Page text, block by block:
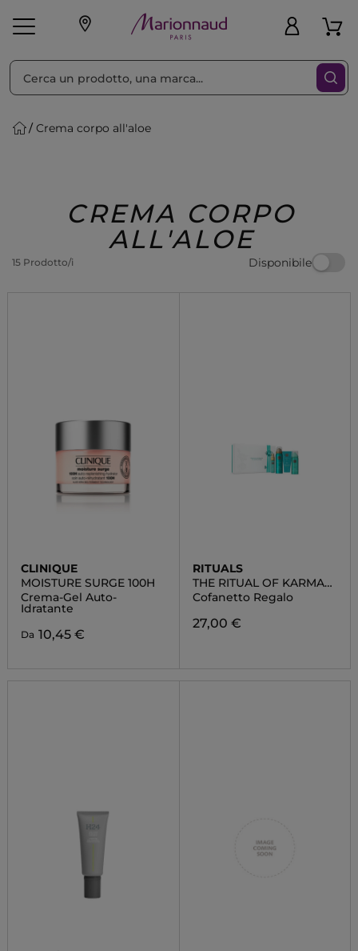
Make-up Profumi
Regalo
Crema corpo all'aloe
CREMA CORPO
ALL'ALOE
15 Prodotto/i Disponibile
Ordina per Filtra
CLINIQUE
MOISTURE SURGE 100H
Crema-Gel Auto-
Idratante
Da 10,45 €
RITUALS
THE RITUAL OF KARMA
SMALL
Cofanetto Regalo
27,00 €